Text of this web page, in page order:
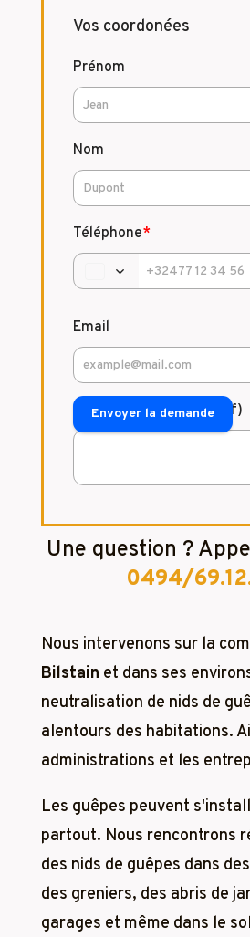
Vos coordonées
Prénom
Nom
Téléphone*
Email
Commentaire (facultatif)
Envoyer la demande
Une question ?
0494/
Nous intervenons sur la
Bilstain et dans ses
neutralisation de nids de
alentours des habitations.
administrations et les
Les guêpes peuvent
partout. Nous rencontrons
des nids de guêpes dans
des greniers, des abris de
garages et même dans le